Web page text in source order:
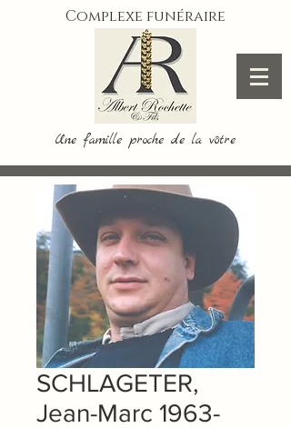
Complexe funéraire
Une famille proche de la vôtre
SCHLAGETER,
Jean-Marc 1963-